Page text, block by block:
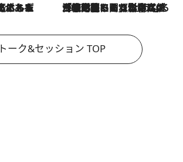
2026.8.3
「住宅建てられない…」「サーチャージ料の高値が続いている」ホルムズ海峡封鎖による影響はいつまで続く？《エネルギー専門家に聞く“どうなる日本の暮らし”》
トーク&セッション TOP